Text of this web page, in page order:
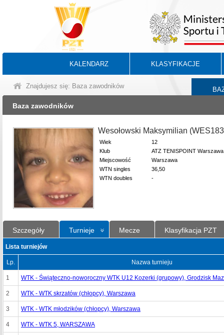
KALENDARZ KLASYFIKACJE
Znajdujesz się: Baza zawodników
Baza zawodników
Wesołowski Maksymilian
Wiek
12
Klub
ATZ TENISPOINT Warszawa
Miejscowość
Warszawa
WTN singles
36,50
WTN doubles
-
Szczegóły Turnieje Mecze Klasyfikacja PZT
Lista turniejów
Lp. Nazwa turnieju
1 WTK - Świąteczno-noworoczny WTK U12 Kozerki (grupowy), Grodzisk
2 WTK - WTK skrzatów (chłopcy), Warszawa
3 WTK - WTK młodzików (chłopcy), Warszawa
4 WTK - WTK 5, WARSZAWA